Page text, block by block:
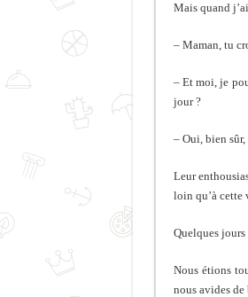
Mais quand
– Maman, tu
– Et moi, je
jour ?
– Oui, bien sûr,
Leur
loin qu’à cette
Quelques jours
Nous étions
nous avides